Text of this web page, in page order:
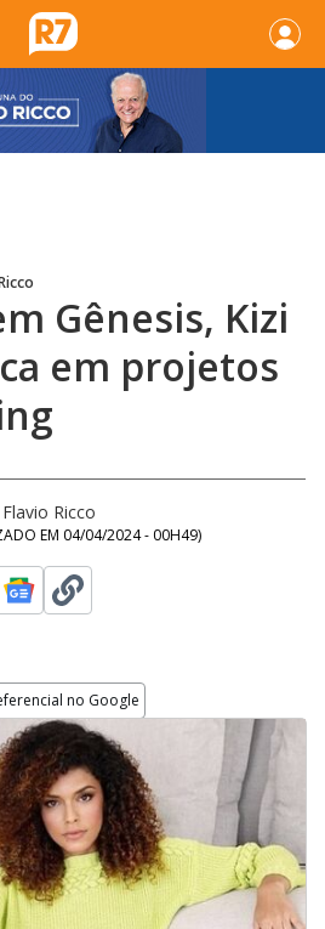
Gênesis, Kizi
em projetos
Flavio Ricco
EM 04/04/2024 - 00H49)
no Google